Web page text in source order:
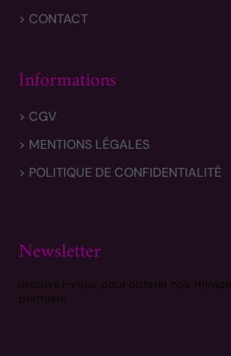
> CONTACT
Informations
> CGV
> MENTIONS LÉGALES
> POLITIQUE DE CONFIDENTIALITÉ
Newsletter
Inscrivez-vous pour obtenir nos
première